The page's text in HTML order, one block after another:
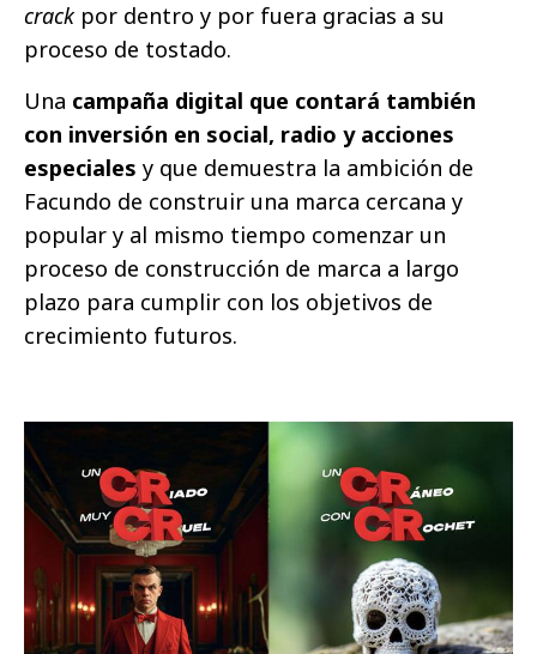
crackpor dentro y por fuera gracias a su
proceso de tostado.
Una campaña digital que contará también
con inversión en social, radio y acciones
especiales y que demuestra la ambición de
Facundo de construir una marca cercana y
popular y al mismo tiempo comenzar un
proceso de construcción de marca a largo
plazo para cumplir con los objetivos de
crecimiento futuros.